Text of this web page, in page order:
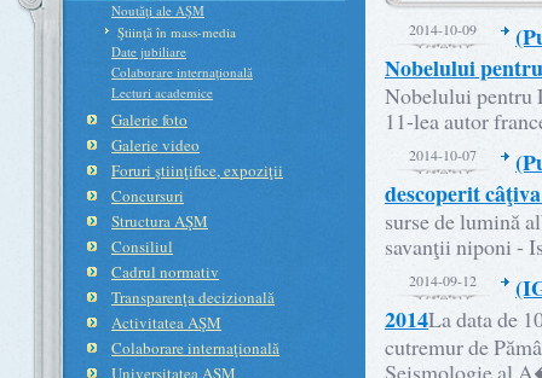
Noutăţi ale AŞM
Ştiinţă în mass-media
Date jubiliare
Colaborare internaţională
Lecturi academice
Galerie foto
Galerie video
Foruri ştiinţifice, expoziţii
Concursuri
Structura AŞM
Consiliul
Cadrul normativ
Transparenţa decizională
Activitatea AŞM
Colaborare internaţională
Universitatea ASM
2014-10-09
Nobelului
Nobelului pentru
11-lea autor
2014-10-07
descoperit
surse de lumină
savanţii niponi -
2014-09-12
2014La data de
cutremur de
Seismologie al